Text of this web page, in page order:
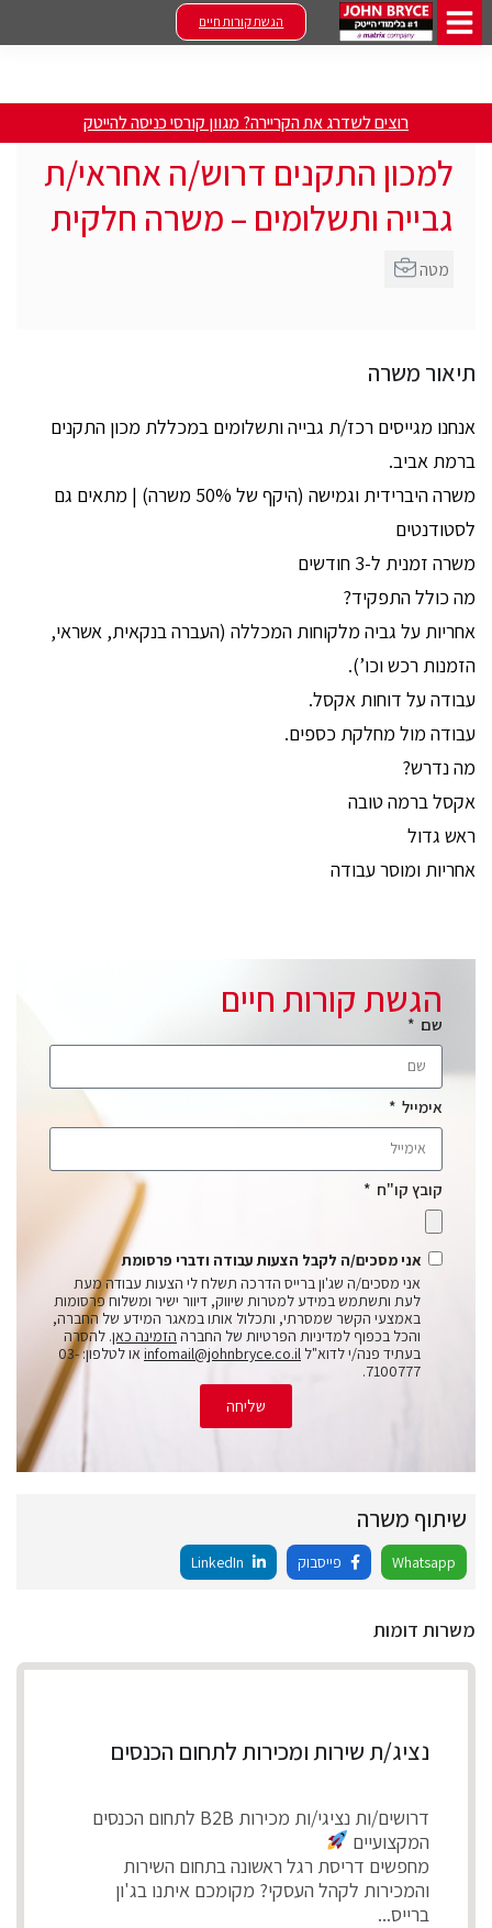
הגשת קורות חיים
רוצים לשדרג את הקריירה? מגוון קורסי כניסה להייטק
למכון התקנים דרוש/ה אחראי/ת
גבייה ותשלומים – משרה חלקית
תיאור משרה
אנחנו מגייסים רכז/ת גבייה ותשלומים במכללת מכון התקנים
ברמת אביב.
משרה היברידית וגמישה (היקף של 50% משרה) | מתאים גם
לסטודנטים
משרה זמנית ל-3 חודשים
מה כולל התפקיד?
אחריות על גביה מלקוחות המכללה (העברה בנקאית, אשראי,
הזמנות רכש וכו’).
עבודה על דוחות אקסל.
עבודה מול מחלקת כספים.
מה נדרש?
אקסל ברמה טובה
ראש גדול
אחריות ומוסר עבודה
הגשת קורות חיים
שם
אימייל
קובץ קו"ח
אני מסכים/ה לקבל הצעות עבודה ודברי פרסומת
אני מסכים/ה שג'ון ברייס הדרכה תשלח לי הצעות עבודה מעת
לעת ותשתמש במידע למטרות שיווק, דיוור ישיר ומשלוח פרסומות
באמצעי הקשר שמסרתי, ותכלול אותו במאגר המידע של החברה,
והכל בכפוף למדיניות הפרטיות של החברה הזמינה כאן. להסרה
בעתיד פנה/י לדוא"ל infomail@johnbryce.co.il
או לטלפון: 03-
7100777.
שליחה
שיתוף משרה
Whatsapp פייסבוק
משרות דומות
נציג/ת שירות ומכירות לתחום הכנסים
דרושים/ות נציגי/ות מכירות B2B לתחום הכנסים
המקצועיים
מחפשים דריסת רגל ראשונה בתחום השירות
והמכירות לקהל העסקי? מקומכם איתנו בג'ון
ברייס...